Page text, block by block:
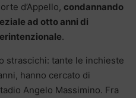
d’Appello, condannando
ad otto anni di
.
strascichi: tante le inchieste
hanno cercato di
Angelo Massimino. Fra